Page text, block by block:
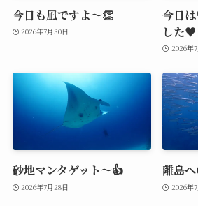
今日も凪ですよ～👏
2026年7月30日
今日
した♥️
2026年
砂地マンタゲット～👍
2026年7月28日
離島
2026年